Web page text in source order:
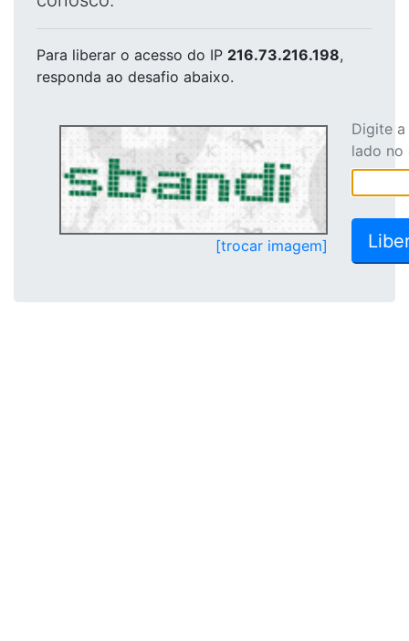
Para liberar o acesso do IP 216.73.216.198,
responda ao desafio abaixo.
[trocar imagem]
Digite
lado no